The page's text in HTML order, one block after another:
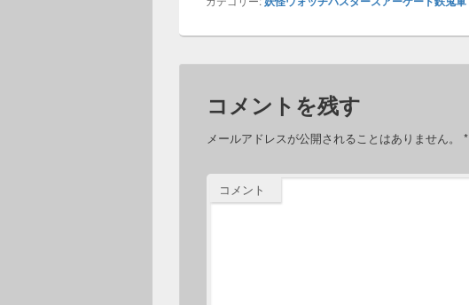
コメントを残す
メールアドレスが公開されることはありません。 *
コメント